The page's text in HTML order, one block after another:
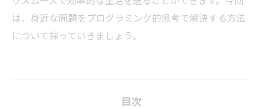
は、身近な問題をプログラミング的思考で解決する方法
について探っていきましょう。
目次